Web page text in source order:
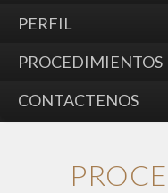
PERFIL
PROCEDIMIENTOS
CONTACTENOS